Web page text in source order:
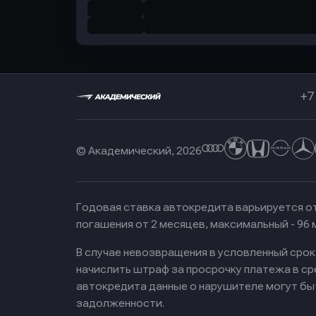
© Академический, 2026
Годовая ставка автокредита варьируется
погашения от 2 месяцев, максимальный -
В случае невозвращения в условленный
начислить штраф за просрочку платежа в
автокредита данные о нарушителе могут
задолженности.